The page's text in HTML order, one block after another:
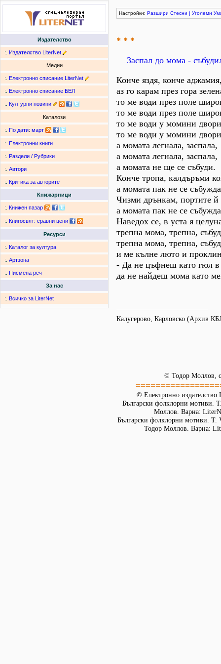
Издателство
:. Издателство LiterNet
Медии
:. Електронно списание LiterNet
:. Електронно списание БЕЛ
:. Културни новини
Каталози
:. По дати: март
:. Електронни книги
:. Раздели / Рубрики
:. Автори
:. Критика за авторите
Книжарници
:. Книжен пазар
:. Книгосвят: сравни цени
Ресурси
:. Каталог за култура
:. Артзона
:. Писмена реч
За нас
:. Всичко за LiterNet
Настройки: Разшири Стесни | Уголеми
* * *
Заспал до мома -
Конче яздя, конче
аз го карам през гора
то ме води през поле
то ме води през поле
то ме води у момини
то ме води у момини
а момата легнала, заспала,
а момата легнала, заспала,
а момата не ще се събуди.
Конче тропа, калдъръми
а момата пак не се
Чизми дрънкам, портите й
а момата пак не се
Наведох се, в уста я
трепна мома, трепна,
трепна мома, трепна,
и ме кълне люто и
- Да не цъфнеш като гюл в
да не найдеш мома като
Калугерово, Карловско (Архив
© Тодор Моллов,
© Електронно издателство
Български фолклорни мотиви.
Моллов. Варна:
Български фолклорни мотиви. Т.
Тодор Моллов. Варна: